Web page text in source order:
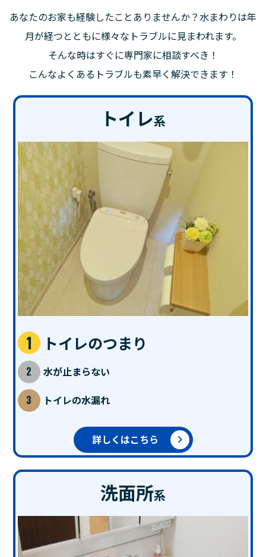
あなたのお家も経験したことありませんか？水まわりは年
月が経つとともに様々なトラブルに見まわれます。
そんな時はすぐに専門家に相談すべき！
こんなよくあるトラブルも素早く解決できます！
トイレ系
トイレのつまり
水が止まらない
トイレの水漏れ
詳しくはこちら
洗面所系